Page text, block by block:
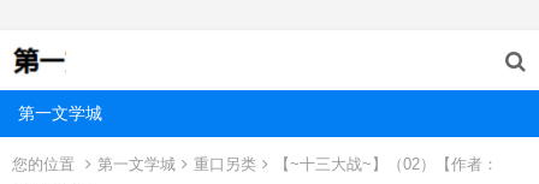
第一文学城
您的位置 第一文学城 重口另类
【~十三大战~】（02）【作者：